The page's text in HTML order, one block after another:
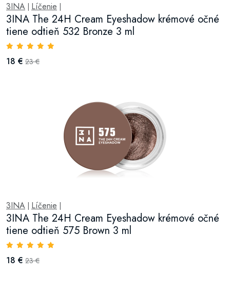
3INA Líčenie
3INA The 24H Cream Eyeshadow krémové očné
tiene odtieň 532 Bronze 3 ml
18 € 23 €
3INA Líčenie
3INA The 24H Cream Eyeshadow krémové očné
tiene odtieň 575 Brown 3 ml
18 € 23 €